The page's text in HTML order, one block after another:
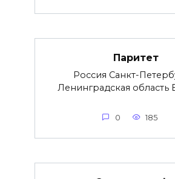
Паритет
Россия Санкт-
Ленинградская область
0 185